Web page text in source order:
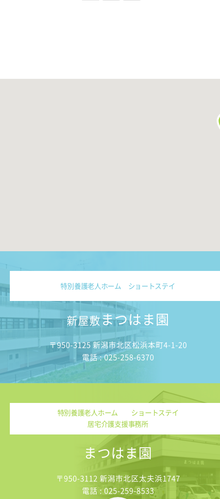
特別養護老人ホーム ショートステイ
新屋敷まつはま園
〒950-3125 新潟市北区松浜本町4-1-20
電話 : 025-258-6370
特別養護老人ホーム ショートステイ
居宅介護支援事務所
まつはま園
〒950-3112 新潟市北区太夫浜1747
電話 : 025-259-8533